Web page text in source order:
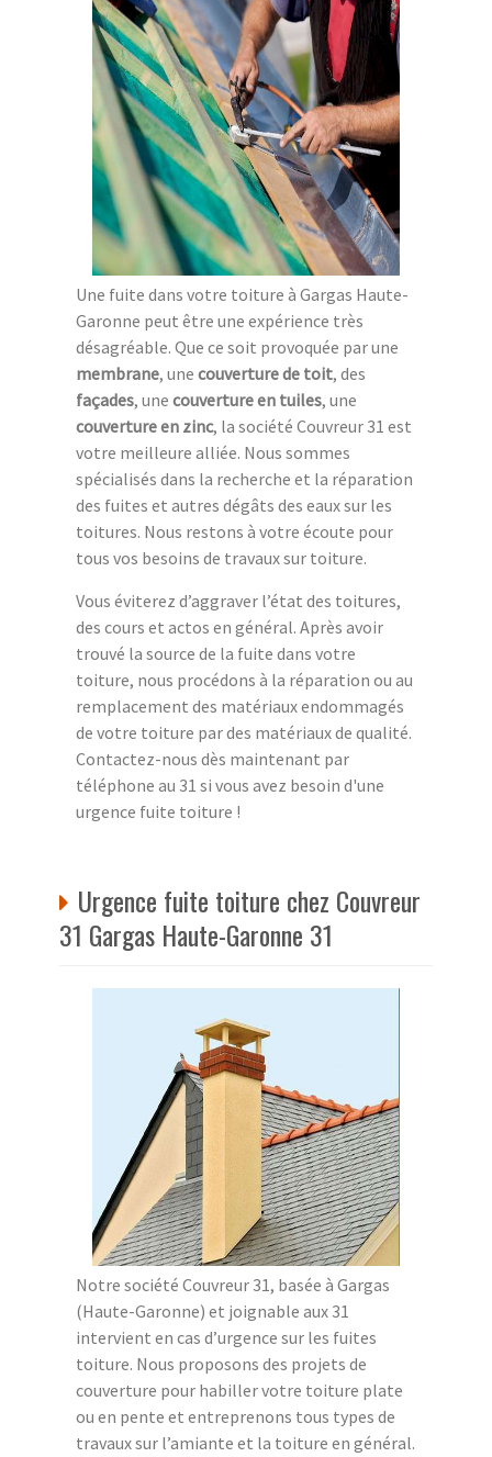
Une fuite dans votre toiture à Gargas Haute-
Garonne peut être une expérience très
désagréable. Que ce soit provoquée par une
membrane, une couverture de toit, des
façades, une couverture en tuiles, une
couverture en zinc, la société Couvreur 31 est
votre meilleure alliée. Nous sommes
spécialisés dans la recherche et la réparation
des fuites et autres dégâts des eaux sur les
toitures. Nous restons à votre écoute pour
tous vos besoins de travaux sur toiture.
Vous éviterez d’aggraver l’état des toitures,
des cours et actos en général. Après avoir
trouvé la source de la fuite dans votre
toiture, nous procédons à la réparation ou au
remplacement des matériaux endommagés
de votre toiture par des matériaux de qualité.
Contactez-nous dès maintenant par
téléphone au 31 si vous avez besoin d'une
urgence fuite toiture !
Urgence fuite toiture chez Couvreur
31 Gargas Haute-Garonne 31
Notre société Couvreur 31, basée à Gargas
(Haute-Garonne) et joignable aux 31
intervient en cas d’urgence sur les fuites
toiture. Nous proposons des projets de
couverture pour habiller votre toiture plate
ou en pente et entreprenons tous types de
travaux sur l’amiante et la toiture en général.